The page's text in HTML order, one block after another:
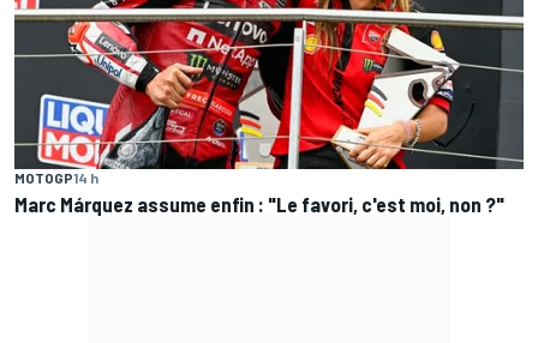
MOTOGP14 h
Marc Márquez assume enfin : "Le favori, c'est moi, non ?"